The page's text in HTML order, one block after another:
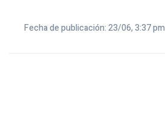
Fecha de publicación: 23/06, 3:37 pm